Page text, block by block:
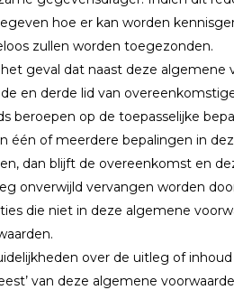
hoe er kan worden
zullen worden toegezonden.
geval dat naast deze algemene
en derde lid van
beroepen op de toepasselijke
één of meerdere bepalingen in
dan blijft de overeenkomst en
onverwijld vervangen worden
die niet in deze algemene
over de uitleg of
van deze algemene